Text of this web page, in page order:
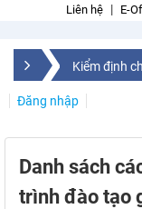
Liên hệ E-
Kiểm định
Đăng nhập
Danh sách
trình đào tạo